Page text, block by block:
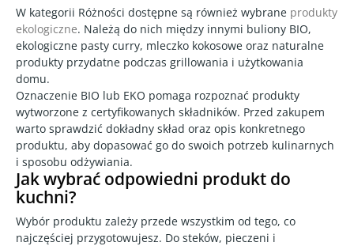
W kategorii Różności dostępne są również wybrane produkty
ekologiczne. Należą do nich między innymi buliony BIO,
ekologiczne pasty curry, mleczko kokosowe oraz naturalne
produkty przydatne podczas grillowania i użytkowania
domu.
Oznaczenie BIO lub EKO pomaga rozpoznać produkty
wytworzone z certyfikowanych składników. Przed zakupem
warto sprawdzić dokładny skład oraz opis konkretnego
produktu, aby dopasować go do swoich potrzeb kulinarnych
i sposobu odżywiania.
Jak wybrać odpowiedni produkt do
kuchni?
Wybór produktu zależy przede wszystkim od tego, co
najczęściej przygotowujesz. Do steków, pieczeni i